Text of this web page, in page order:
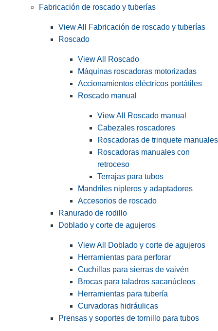
Fabricación de roscado y tuberías
View All Fabricación de roscado y tuberías
Roscado
View All Roscado
Máquinas roscadoras motorizadas
Accionamientos eléctricos portátiles
Roscado manual
View All Roscado manual
Cabezales roscadores
Roscadoras de trinquete manuales
Roscadoras manuales con
retroceso
Terrajas para tubos
Mandriles nipleros y adaptadores
Accesorios de roscado
Ranurado de rodillo
Doblado y corte de agujeros
View All Doblado y corte de agujeros
Herramientas para perforar
Cuchillas para sierras de vaivén
Brocas para taladros sacanúcleos
Herramientas para tubería
Curvadoras hidráulicas
Prensas y soportes de tornillo para tubos